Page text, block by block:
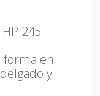
245
en
y